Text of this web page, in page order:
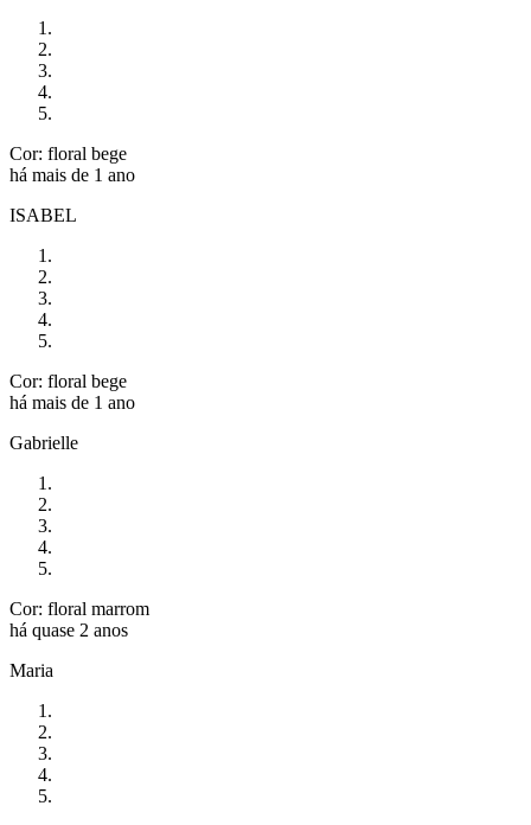
Cor: floral bege
há mais de 1 ano
ISABEL
Cor: floral bege
há mais de 1 ano
Gabrielle
Cor: floral marrom
há quase 2 anos
Maria